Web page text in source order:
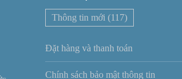
Thông tin mới (117)
Đặt hàng và thanh toán
Chính sách bảo mật thông tin